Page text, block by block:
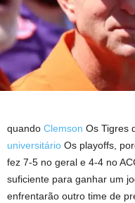
quando Clemson Os Tigres
universitário Os playoffs,
fez 7-5 no geral e 4-4 no
suficiente para ganhar um
enfrentarão outro time de